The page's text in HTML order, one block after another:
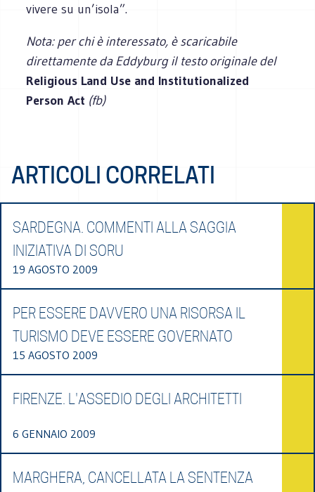
vivere su un’isola”.
Nota: per chi è interessato, è scaricabile
direttamente da Eddyburg il testo originale del
Religious Land Use and Institutionalized
Person Act (fb)
ARTICOLI CORRELATI
SARDEGNA. COMMENTI ALLA SAGGIA
INIZIATIVA DI SORU
19 AGOSTO 2009
PER ESSERE DAVVERO UNA RISORSA IL
TURISMO DEVE ESSERE GOVERNATO
15 AGOSTO 2009
FIRENZE. L'ASSEDIO DEGLI ARCHITETTI
6 GENNAIO 2009
MARGHERA, CANCELLATA LA SENTENZA